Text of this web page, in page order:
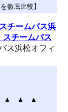
徹底比較】
チームバス浜
スチームバス
ス浜松オフィ
▲ ▲ ▲